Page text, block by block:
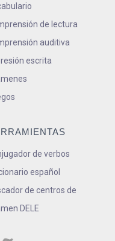
de lectura
auditiva
escrita
de verbos
español
de centros de
DELE